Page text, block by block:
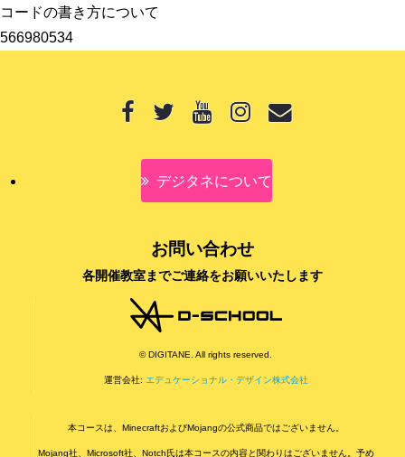
コードの書き方について
566980534
デジタネについて
お問い合わせ
各開催教室までご連絡をお願いいたします
© DIGITANE. All rights reserved.
運営会社: エデュケーショナル・デザイン株式会社
本コースは、MinecraftおよびMojangの公式商品ではございません。
Mojang社、Microsoft社、Notch氏は本コースの内容と関わりはございません。予め